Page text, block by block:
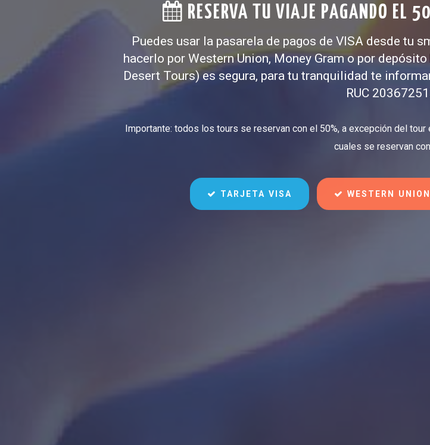
RESERVA TU VIAJE PAGANDO EL
Puedes usar la pasarela de pagos de VISA desde tu
hacerlo por Western Union, Money Gram o por
Desert Tours) es segura, para tu tranquilidad te
RUC
Importante: todos los tours se reservan con el 50%, a excepción del
cuales se reservan
TARJETA VISA WESTERN UNION